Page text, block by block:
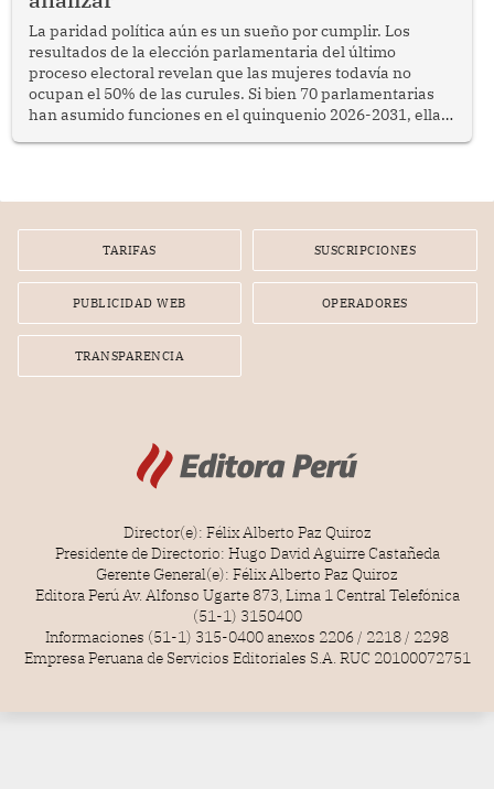
La paridad política aún es un sueño por cumplir. Los
resultados de la elección parlamentaria del último
proceso electoral revelan que las mujeres todavía no
ocupan el 50% de las curules. Si bien 70 parlamentarias
han asumido funciones en el quinquenio 2026-2031, ellas
TARIFAS SUSCRIPCIONES
PUBLICIDAD WEB OPERADORES
TRANSPARENCIA
Director(e): Félix Alberto Paz Quiroz
Presidente de Directorio: Hugo David Aguirre Castañeda
Gerente General(e): Félix Alberto Paz Quiroz
Editora Perú Av. Alfonso Ugarte 873, Lima 1 Central Telefónica
(51-1) 3150400
Informaciones (51-1) 315-0400 anexos 2206 / 2218 / 2298
Empresa Peruana de Servicios Editoriales S.A. RUC 20100072751